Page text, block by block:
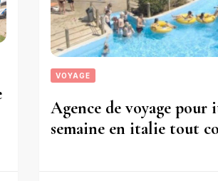
VOYAGE
Agence de voyage pour
semaine en italie tout